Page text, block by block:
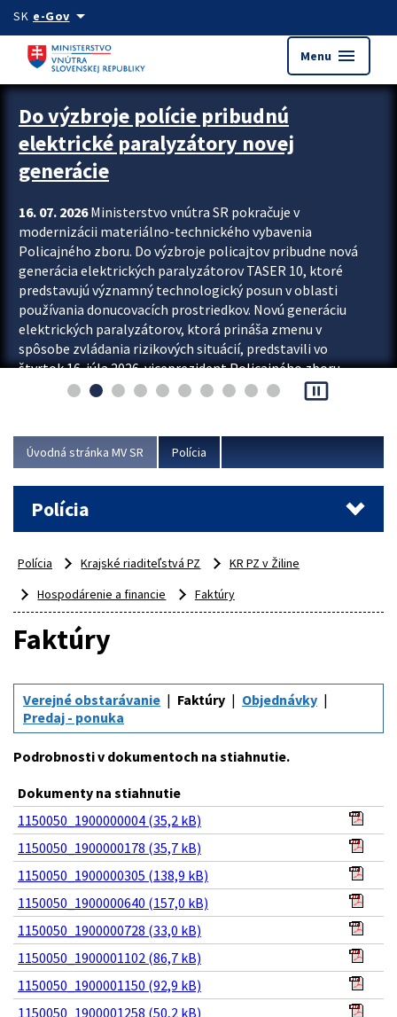
Preskocit na hlavný obsah
SK e-Govarrow_drop_down
Menu menu
Zastavit automatický posun upútavok
Do výzbroje polície pribudnú
elektrické paralyzátory novej
generácie
16. 07. 2026Ministerstvo vnútra SR pokračuje v
modernizácii materiálno-technického vybavenia
Policajného zboru. Do výzbroje policajtov pribudne nová
generácia elektrických paralyzátorov TASER 10, ktoré
predstavujú významný technologický posun v oblasti
používania donucovacích prostriedkov. Novú generáciu
elektrických paralyzátorov, ktorá prináša zmenu v
spôsobe zvládania rizikových situácií, predstavili vo
štvrtok 16. júla 2026 viceprezident Policajného zboru
Rastislav Polakovič a riaditeľ odboru výcviku...
pause_presentation
Úvodná stránka MV SR Polícia
Polícia
Polícia Krajské riaditeľstvá PZ
KR PZ v Žiline
Hospodárenie a financie
Faktúry
Faktúry
Verejné obstarávanie Faktúry
Objednávky
Predaj - ponuka
Podrobnosti v dokumentoch na stiahnutie.
Dokumenty na stiahnutie
1150050_1900000004 (35,2 kB)
1150050_1900000178 (35,7 kB)
1150050_1900000305 (138,9 kB)
1150050_1900000640 (157,0 kB)
1150050_1900000728 (33,0 kB)
1150050_1900001102 (86,7 kB)
1150050_1900001150 (92,9 kB)
1150050_1900001258 (50,2 kB)